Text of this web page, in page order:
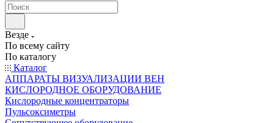
Везде
По всему сайту
По каталогу
Каталог
АППАРАТЫ ВИЗУАЛИЗАЦИИ ВЕН
КИСЛОРОДНОЕ ОБОРУДОВАНИЕ
Кислородные концентраторы
Пульсоксиметры